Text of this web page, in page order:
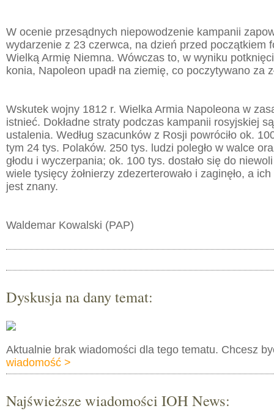
W ocenie przesądnych niepowodzenie kampanii
wydarzenie z 23 czerwca, na dzień przed początkiem
Wielką Armię Niemna. Wówczas to, w wyniku
konia, Napoleon upadł na ziemię, co poczytywano za
Wskutek wojny 1812 r. Wielka Armia Napoleona w
istnieć. Dokładne straty podczas kampanii rosyjskiej
ustalenia. Według szacunków z Rosji powróciło ok.
tym 24 tys. Polaków. 250 tys. ludzi poległo w walce
głodu i wyczerpania; ok. 100 tys. dostało się do
wiele tysięcy żołnierzy zdezerterowało i zaginęło, a
jest znany.
Waldemar Kowalski (PAP)
Dyskusja na dany temat:
Aktualnie brak wiadomości dla tego tematu. Chcesz
wiadomość >
Najświeższe wiadomości IOH News: